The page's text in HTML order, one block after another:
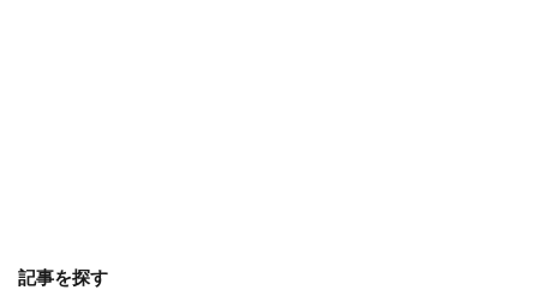
記事を探す